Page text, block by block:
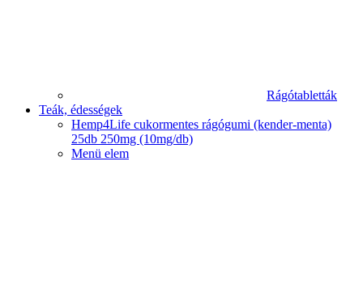
Rágótabletták
Teák, édességek
Hemp4Life cukormentes rágógumi (kender-menta)
25db 250mg (10mg/db)
Menü elem